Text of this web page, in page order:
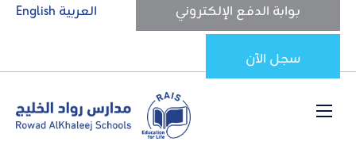
بوابة الدفع الإلكتروني
سجل الآن
العربية English